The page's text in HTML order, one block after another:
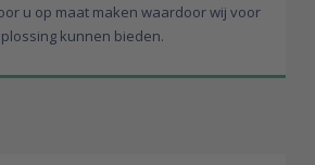
u op maat maken waardoor wij voor
kunnen bieden.